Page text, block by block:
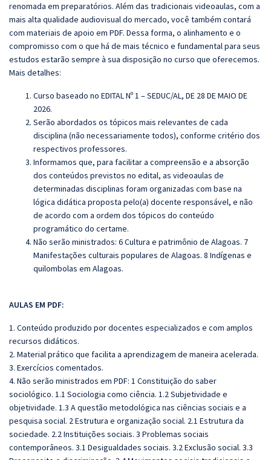
renomada em preparatórios. Além das tradicionais videoaulas, com a
mais alta qualidade audiovisual do mercado, você também contará
com materiais de apoio em PDF. Dessa forma, o alinhamento e o
compromisso com o que há de mais técnico e fundamental para seus
estudos estarão sempre à sua disposição no curso que oferecemos.
Mais detalhes:
Curso baseado no EDITAL Nº 1 – SEDUC/AL, DE 28 DE MAIO DE
2026.
Serão abordados os tópicos mais relevantes de cada
disciplina (não necessariamente todos), conforme critério dos
respectivos professores.
Informamos que, para facilitar a compreensão e a absorção
dos conteúdos previstos no edital, as videoaulas de
determinadas disciplinas foram organizadas com base na
lógica didática proposta pelo(a) docente responsável, e não
de acordo com a ordem dos tópicos do conteúdo
programático do certame.
Não serão ministrados: 6 Cultura e patrimônio de Alagoas. 7
Manifestações culturais populares de Alagoas. 8 Indígenas e
quilombolas em Alagoas.
AULAS EM PDF:
1. Conteúdo produzido por docentes especializados e com amplos
recursos didáticos.
2. Material prático que facilita a aprendizagem de maneira acelerada.
3. Exercícios comentados.
4. Não serão ministrados em PDF: 1 Constituição do saber
sociológico. 1.1 Sociologia como ciência. 1.2 Subjetividade e
objetividade. 1.3 A questão metodológica nas ciências sociais e a
pesquisa social. 2 Estrutura e organização social. 2.1 Estrutura da
sociedade. 2.2 Instituições sociais. 3 Problemas sociais
contemporâneos. 3.1 Desigualdades sociais. 3.2 Exclusão social. 3.3